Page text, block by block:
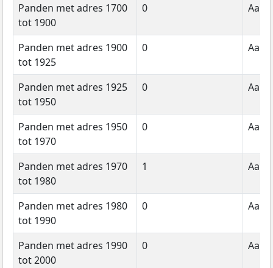
Panden met adres 1700
tot 1900
0
Panden met adres 1900
tot 1925
0
Panden met adres 1925
tot 1950
0
Panden met adres 1950
tot 1970
0
Panden met adres 1970
tot 1980
1
Panden met adres 1980
tot 1990
0
Panden met adres 1990
tot 2000
0